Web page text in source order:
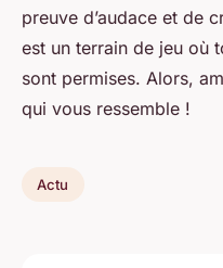
preuve d’audace et de
est un terrain de jeu où
sont permises. Alors,
qui vous ressemble !
Actu